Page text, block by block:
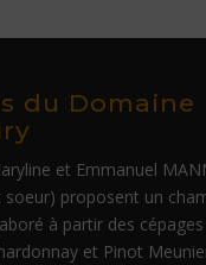
du Domaine
et Emmanuel
soeur) proposent un
à partir des
et Pinot